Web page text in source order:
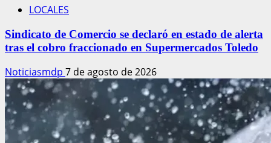
LOCALES
Sindicato de Comercio se declaró en estado de alerta
tras el cobro fraccionado en Supermercados Toledo
Noticiasmdp 7 de agosto de 2026